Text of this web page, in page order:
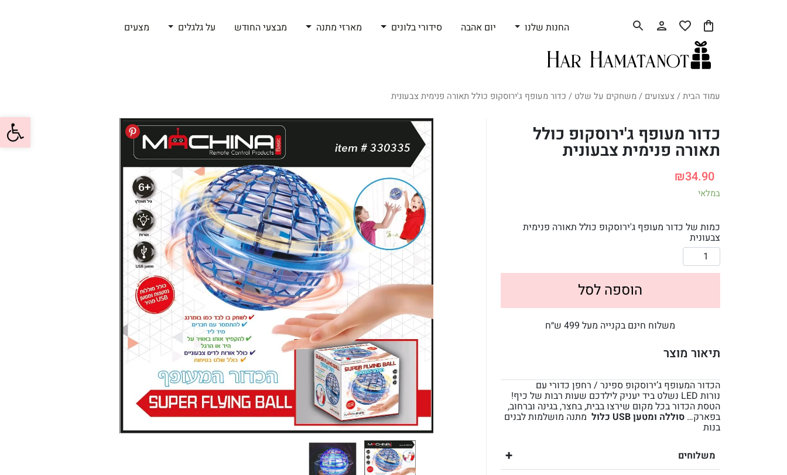
פתח
החנות שלנו יום אהבה סידורי בלונים מארזי מתנה מבצעי החודש על גלגלים מצעים
עמוד הבית/צעצועים /משחקים על שלט / כדור מעופף ג'ירוסקופ כולל תאורה פנימית צבעונית
כדור מעופף ג'ירוסקופ כולל
תאורה פנימית צבעונית
₪34.90
במלאי
כמות של כדור מעופף ג'ירוסקופ כולל תאורה פנימית
צבעונית
הוספה לסל
משלוח חינם בקנייה מעל 499 ש״ח
תיאור מוצר
הכדור המעופף ג’ירוסקופ ספינר / רחפן כדורי עם
נורות LED נשלט ביד יעניק לילדכם שעות רבות של כיף!
הטסת הכדור בכל מקום שירצו בבית, בחצר, בגינה וברחוב,
בפארק…סוללה ומטעןUSB כלול מתנה מושלמות לבנים
בנות
משלוחים